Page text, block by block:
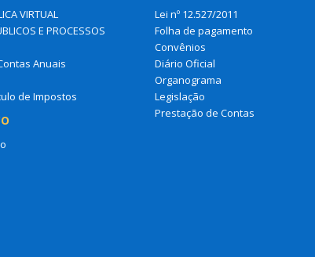
VIRTUAL
E PROCESSOS
Anuais
de Impostos
Lei nº 12.527/2011
Folha de pagamento
Convênios
Diário Oficial
Organograma
Legislação
Prestação de Contas